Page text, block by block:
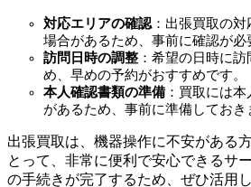
対応エリアの確認：出張買取の対
場合があるため、事前に確認が必
訪問日時の調整 ：希望の日時に
め、早めの予約がおすすめです。
本人確認書類の準備：買取には本
があるため、事前に準備しておき
出張買取は、機器操作に不安がある
とって、非常に便利で安心できるサ
の手続きが完了するため、ぜひ活用